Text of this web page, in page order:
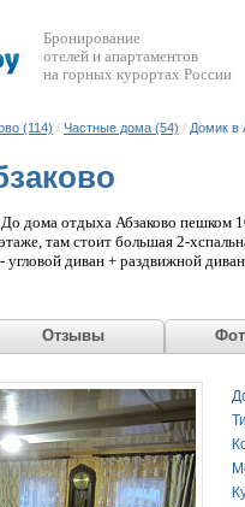
Бронирование
отелей и апартаментов
на горных курортах России
(114) / Частные дома (54) / Домик в
дома отдыха Абзаково
там стоит большая 2-
диван + раздвижной
диван и обычный диван.
Отзывы